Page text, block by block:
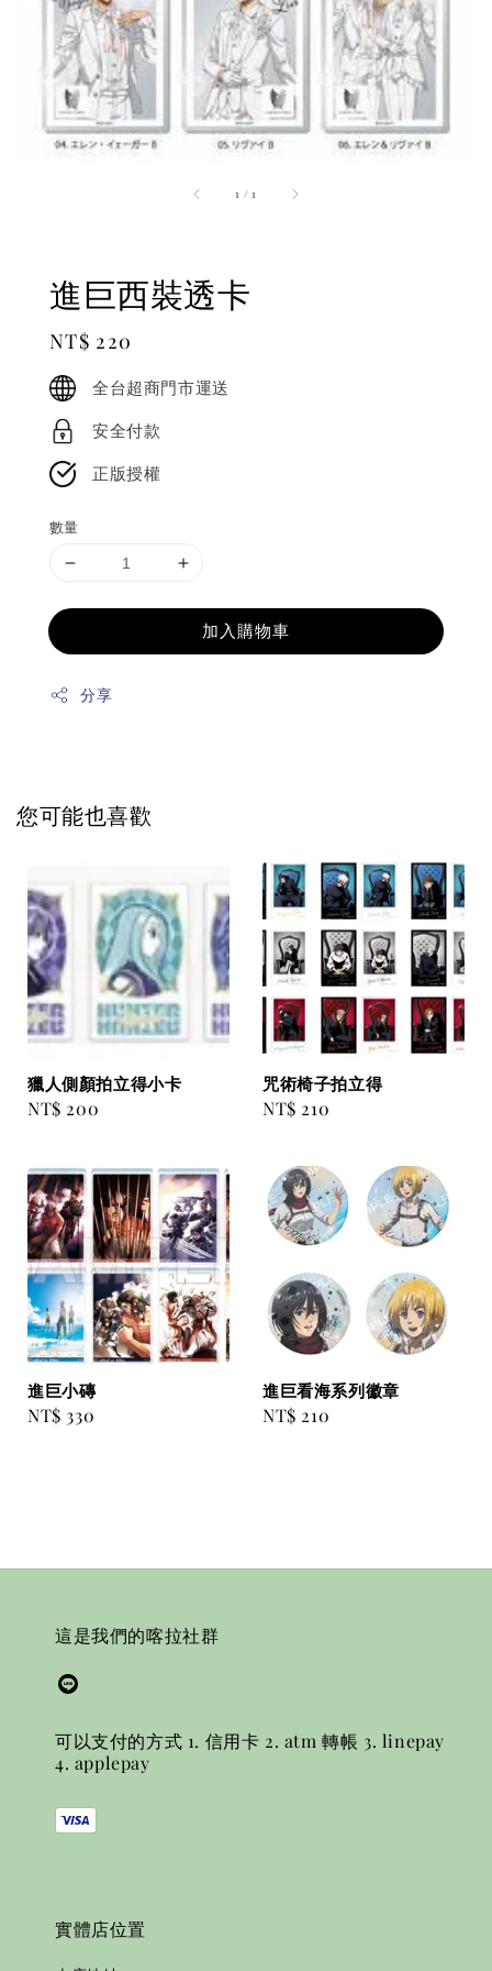
1 /1
進巨西裝透卡
Regular
price
NT$ 220
全台超商門市運送
安全付款
正版授權
數量
加入購物車
分享
您可能也喜歡
獵人側顏拍立得小卡
Regular
NT$ 200
咒術椅子拍立得
Regular
NT$ 210
進巨小磚
Regular
NT$ 330
進巨看海系列徽章
Regular
NT$ 210
這是我們的喀拉社群
可以支付的方式 1. 信用卡 2. atm 轉帳 3. linepay
4. applepay
實體店位置